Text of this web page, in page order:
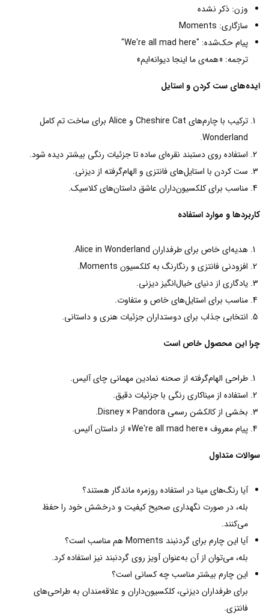
وزن: ذکر نشده
سازگاری: Moments
پیام حک‌شده: "We're all mad here"
ترجمه: «همه‌ی ما اینجا دیوانه‌ایم»
ایده‌های ست کردن و استایل
ترکیب با چارم‌های Cheshire Cat و Alice برای ساخت تم کامل
Wonderland.
استفاده روی دستبند نقره‌ای ساده تا جزئیات رنگی بیشتر دیده شود.
ست کردن با استایل‌های فانتزی و الهام‌گرفته از دیزنی.
مناسب برای کلکسیون‌داران عاشق داستان‌های کلاسیک.
کاربردها و موارد استفاده
هدیه‌ای خاص برای طرفداران Alice in Wonderland.
افزودنی فانتزی و رنگارنگ به کلکسیون Moments.
یادگاری از دنیای خیال‌انگیز دیزنی.
مناسب برای استایل‌های خاص و متفاوت.
انتخابی جذاب برای دوستداران جزئیات هنری و داستانی.
چرا این محصول خاص است
طراحی الهام‌گرفته از صحنه نمادین مهمانی چای آلیس.
استفاده از میناکاری رنگی با جزئیات دقیق.
بخشی از کالکشن رسمی Disney × Pandora.
پیام معروف «We're all mad here» از داستان آلیس.
سوالات متداول
آیا رنگ‌های مینا در استفاده روزمره ماندگار هستند؟
بله، در صورت نگهداری صحیح کیفیت و درخشش خود را حفظ
می‌کنند.
آیا این چارم برای گردنبند Moments هم مناسب است؟
بله، می‌توان از آن به‌عنوان آویز روی گردنبند نیز استفاده کرد.
این چارم بیشتر مناسب چه کسانی است؟
برای طرفداران دیزنی، کلکسیون‌داران و علاقه‌مندان به طراحی‌های
فانتزی.